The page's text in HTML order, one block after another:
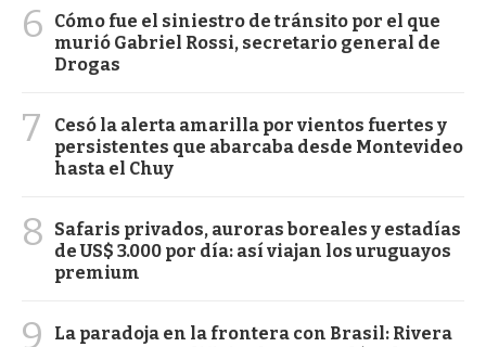
6
Cómo fue el siniestro de tránsito por el que
murió Gabriel Rossi, secretario general de
Drogas
7
Cesó la alerta amarilla por vientos fuertes y
persistentes que abarcaba desde Montevideo
hasta el Chuy
8
Safaris privados, auroras boreales y estadías
de US$ 3.000 por día: así viajan los uruguayos
premium
9
La paradoja en la frontera con Brasil: Rivera